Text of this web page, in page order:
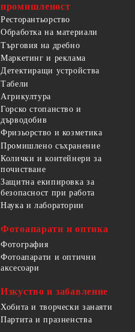
промишленост
Ресторантьорство
Обработка на материали
Търговия на дребно
Маркетинг и реклама
Детектиращи устройства
Табели
Агрикултура
Горско стопанство и
дърводобив
Фризьорство и козметика
Промишлено съхранение
Колички и контейнери за
почистване
Защитна екипировка за
безопасност при работа
Наука и лаборатории
Фотоапарати и оптика
Фотография
Фотоапарати и оптични
аксесоари
Изкуство и забавление
Хобита и творчески занаяти
Партита и празненства